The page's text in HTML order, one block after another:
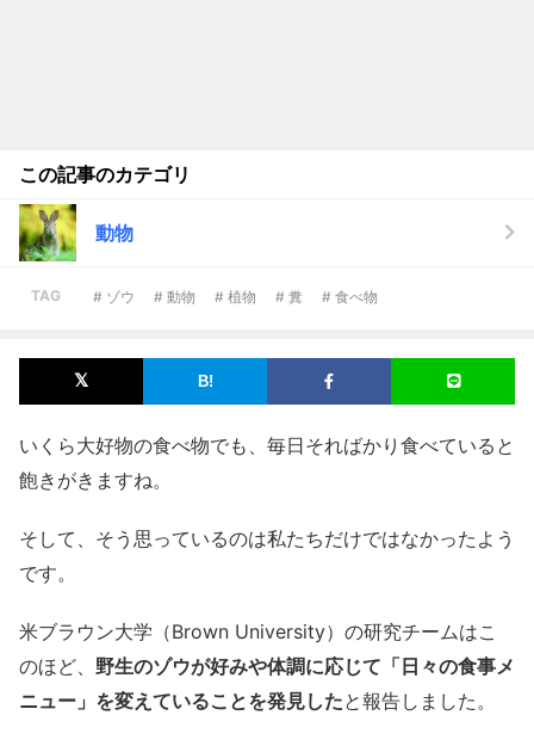
この記事のカテゴリ
動物
TAG # ゾウ # 動物 # 植物 # 糞 # 食べ物
いくら大好物の食べ物でも、毎日そればかり食べていると
飽きがきますね。
そして、そう思っているのは私たちだけではなかったよう
です。
米ブラウン大学（Brown University）の研究チームはこ
のほど、 野生のゾウが好みや体調に応じて「日々の食事メ
ニュー」を変えていることを発見したと報告しました。